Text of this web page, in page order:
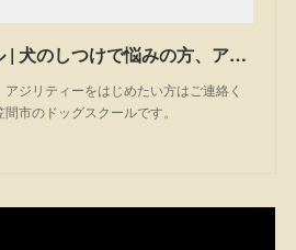
永田ドッグスクール | 犬のしつけで悩みの方、アジリティーを始めたい方は一度ご相談ください。私たちは茨城県笠間市のドッグスクールです。
ジリティーをはじめたい方はご連絡く
市のドッグスクールです。